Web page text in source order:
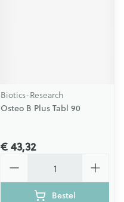
Biotics-Research
Osteo B Plus Tabl 90
€ 43,32
Bestel